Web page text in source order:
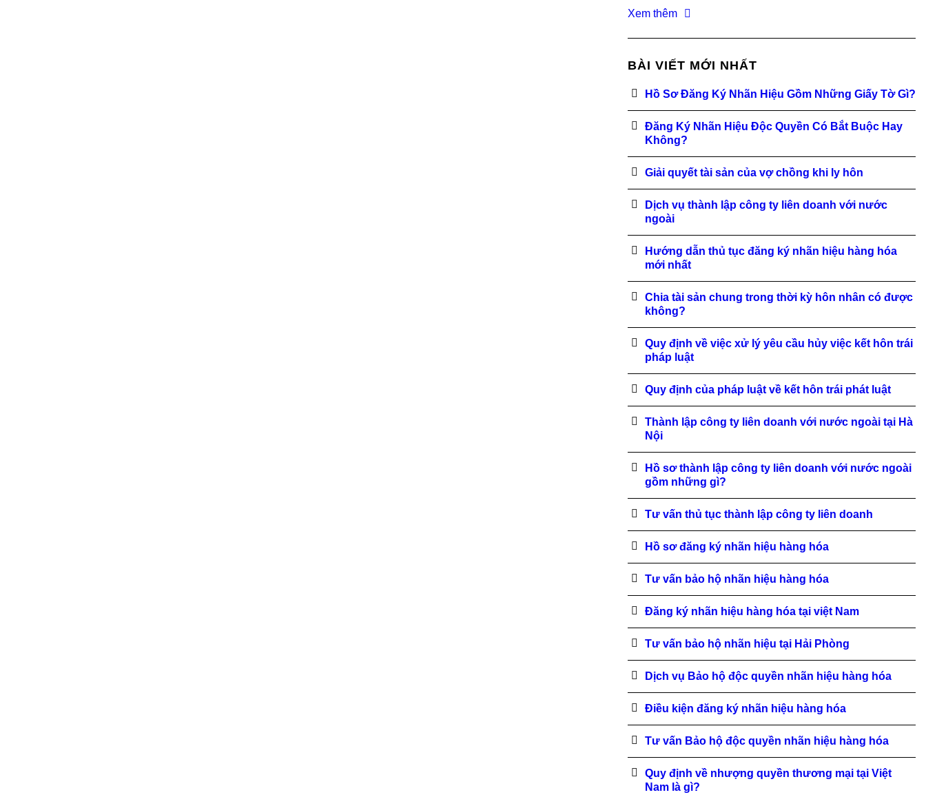
Xem thêm
BÀI VIẾT MỚI NHẤT
Hồ Sơ Đăng Ký Nhãn Hiệu Gồm Những Giấy Tờ Gì?
Đăng Ký Nhãn Hiệu Độc Quyền Có Bắt Buộc Hay
Không?
Giải quyết tài sản của vợ chồng khi ly hôn
Dịch vụ thành lập công ty liên doanh với nước
ngoài
Hướng dẫn thủ tục đăng ký nhãn hiệu hàng hóa
mới nhất
Chia tài sản chung trong thời kỳ hôn nhân có được
không?
Quy định về việc xử lý yêu cầu hủy việc kết hôn trái
pháp luật
Quy định của pháp luật về kết hôn trái phát luật
Thành lập công ty liên doanh với nước ngoài tại Hà
Nội
Hồ sơ thành lập công ty liên doanh với nước ngoài
gồm những gì?
Tư vấn thủ tục thành lập công ty liên doanh
Hồ sơ đăng ký nhãn hiệu hàng hóa
Tư vấn bảo hộ nhãn hiệu hàng hóa
Đăng ký nhãn hiệu hàng hóa tại việt Nam
Tư vấn bảo hộ nhãn hiệu tại Hải Phòng
Dịch vụ Bảo hộ độc quyền nhãn hiệu hàng hóa
Điều kiện đăng ký nhãn hiệu hàng hóa
Tư vấn Bảo hộ độc quyền nhãn hiệu hàng hóa
Quy định về nhượng quyền thương mại tại Việt
Nam là gì?